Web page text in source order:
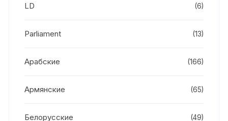
LD (6)
Parliament (13)
Арабские (166)
Армянские (65)
Белорусские (49)